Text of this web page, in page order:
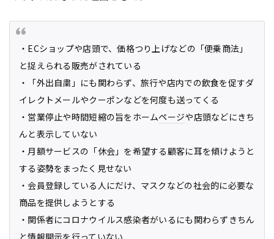
・ECショップや店頭で、価格つり上げなどの「便乗商法」
と捉えられる販売がされている
・「外出自粛」にも関わらず、旅行や店内での飲食を促すダ
イレクトメールやクーポンなどを何度も送ってくる
・営業停止や時間短縮の旨をホームページや店頭などにきち
んと表示していない
・月額サービスの「休会」を希望する顧客に耳を傾けようと
する姿勢をまったく見せない
・会員登録している人にだけ、マスクなどの社会的に必要な
商品を提供しようとする
・関係者にコロナウイルス感染者がいるにも関わらずきちん
と情報開示を行っていない